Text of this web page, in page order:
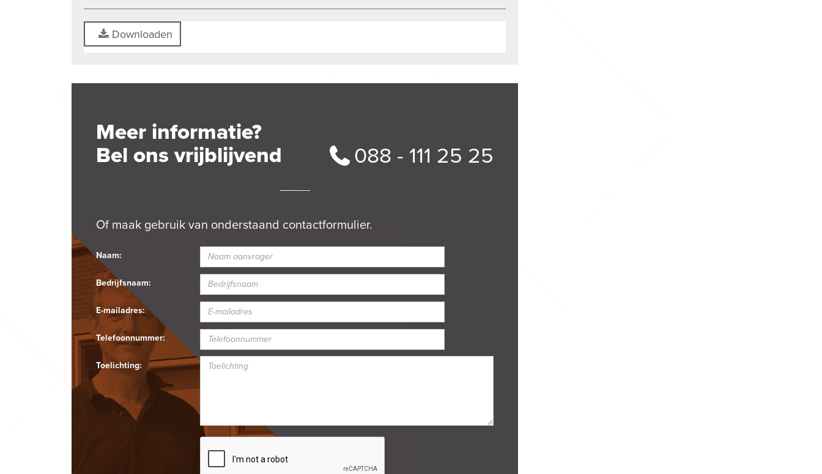
Downloaden
Meer informatie?
Bel ons vrijblijvend 088 - 111 25 25
Of maak gebruik van onderstaand contactformulier.
Naam:
Bedrijfsnaam:
E-mailadres:
Telefoonnummer:
Toelichting: